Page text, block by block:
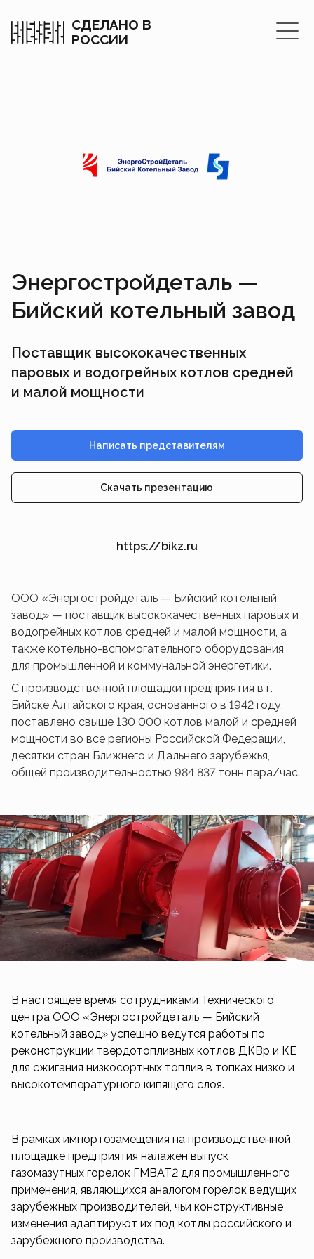
СДЕЛАНО В
РОССИИ
Энергостройдеталь —
Бийский котельный завод
Поставщик высококачественных
паровых и водогрейных котлов средней
и малой мощности
Написать представителям
Скачать презентацию
https://bikz.ru
ООО «Энергостройдеталь — Бийский котельный
завод» — поставщик высококачественных паровых и
водогрейных котлов средней и малой мощности, а
также котельно-вспомогательного оборудования
для промышленной и коммунальной энергетики.
С производственной площадки предприятия в г.
Бийске Алтайского края, основанного в 1942 году,
поставлено свыше 130 000 котлов малой и средней
мощности во все регионы Российской Федерации,
десятки стран Ближнего и Дальнего зарубежья,
общей производительностью 984 837 тонн пара/час.
В настоящее время сотрудниками Технического
центра ООО «Энергостройдеталь — Бийский
котельный завод» успешно ведутся работы по
реконструкции твердотопливных котлов ДКВр и КЕ
для сжигания низкосортных топлив в топках низко и
высокотемпературного кипящего слоя.
В рамках импортозамещения на производственной
площадке предприятия налажен выпуск
газомазутных горелок ГМВАТ2 для промышленного
применения, являющихся аналогом горелок ведущих
зарубежных производителей, чьи конструктивные
изменения адаптируют их под котлы российского и
зарубежного производства.